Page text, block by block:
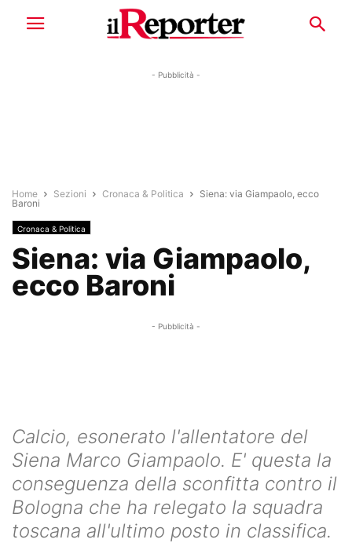
- Pubblicità -
Home Sezioni Cronaca & Politica
Siena: via Giampaolo, ecco
Baroni
Cronaca & Politica
Siena: via Giampaolo,
ecco Baroni
- Pubblicità -
Calcio, esonerato l'allentatore del
Siena Marco Giampaolo. E' questa la
conseguenza della sconfitta contro il
Bologna che ha relegato la squadra
toscana all'ultimo posto in classifica.